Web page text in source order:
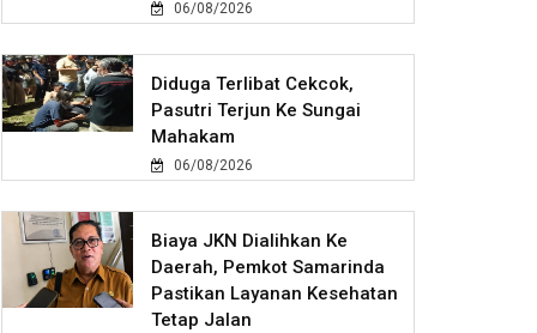
06/08/2026
Diduga Terlibat Cekcok,
Pasutri Terjun Ke Sungai
Mahakam
06/08/2026
Biaya JKN Dialihkan Ke
Daerah, Pemkot Samarinda
Pastikan Layanan Kesehatan
Tetap Jalan